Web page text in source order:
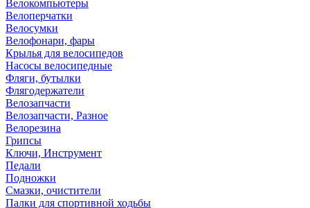
Велокомпьютеры
Велоперчатки
Велосумки
Велофонари, фары
Крылья для велосипедов
Насосы велосипедные
Фляги, бутылки
Флягодержатели
Велозапчасти
Велозапчасти, Разное
Велорезина
Грипсы
Ключи, Инструмент
Педали
Подножки
Смазки, очистители
Палки для спортивной ходьбы